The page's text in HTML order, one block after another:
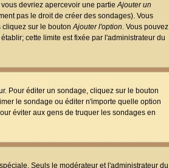
devriez apercevoir une partieAjouter un
pas le droit de créer des sondages). Vous
cliquez sur le boutonAjouter l'option. Vous pouvez
cette limite est fixée par l'administrateur du
Pour éditer un sondage, cliquez sur le bouton
le sondage ou éditer n'importe quelle option
éviter aux gens de truquer les sondages en
Seuls le modérateur et l'administrateur du